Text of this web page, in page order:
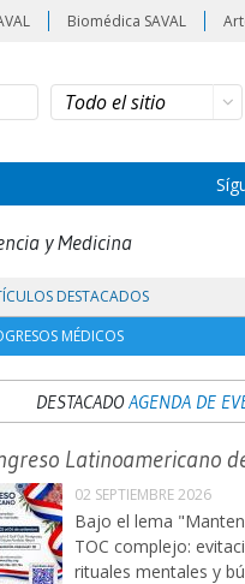
Biomédica SAVAL
y Medicina
DESTACADOS
MÉDICOS
DESTACADOAGENDA DE
Latinoamericano
02 SEPTIEMBRE 2026
Bajo el lema
TOC complejo:
rituales mentales y